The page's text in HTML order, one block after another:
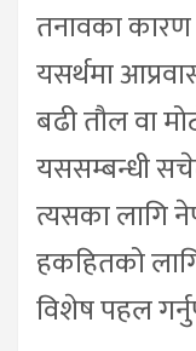
तनावका
यसर्थमा
बढी तौल वा
यससम्बन्धी
त्यसका लागि
हकहितको
विशेष पहल